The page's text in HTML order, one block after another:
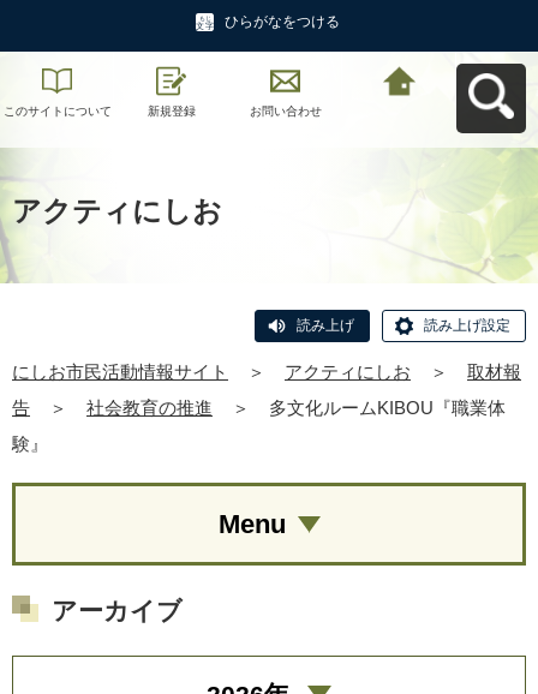
ひらがなをつける
このサイトについて 新規登録 お問い合わせ
アクティにしお
読み上げ 読み上げ設定
にしお市民活動情報サイト ＞ アクティにしお ＞
取材報
告
＞ 社会教育の推進 ＞
多文化ルームKIBOU『職業体
験』
Menu
アーカイブ